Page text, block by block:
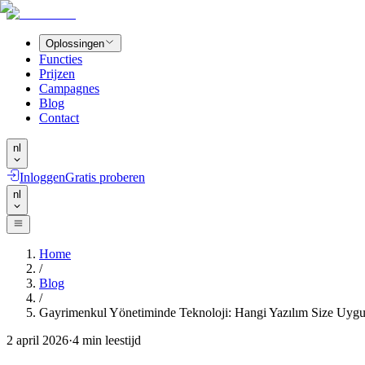
Oplossingen
Functies
Prijzen
Campagnes
Blog
Contact
nl
InloggenGratis proberen
nl
Home
/
Blog
/
Gayrimenkul Yönetiminde Teknoloji: Hangi Yazılım Size
2 april 2026·4 min leestijd